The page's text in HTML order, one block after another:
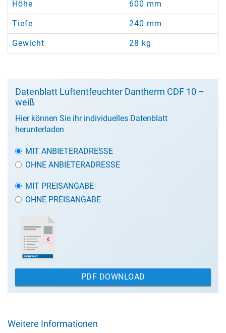
Höhe 600 mm
Tiefe 240 mm
Gewicht 28 kg
Datenblatt Luftentfeuchter Dantherm CDF 10 –
weiß
Hier können Sie ihr individuelles Datenblatt
herunterladen
MIT ANBIETERADRESSE
OHNE ANBIETERADRESSE
MIT PREISANGABE
OHNE PREISANGABE
PDF DOWNLOAD
Weitere Informationen